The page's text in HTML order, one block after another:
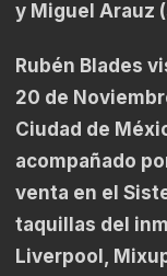
y Miguel Arauz
Rubén Blades
20 de
Ciudad de
acompañado
venta en el
taquillas del
Liverpool,